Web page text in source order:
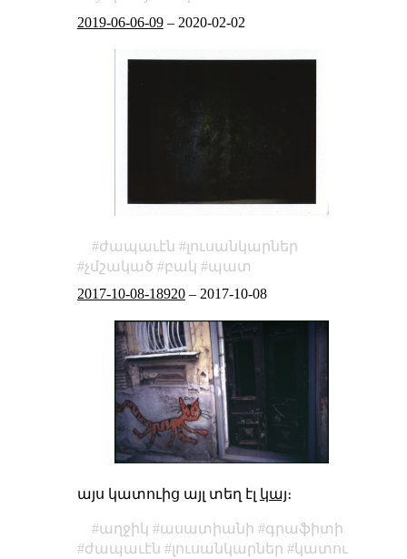
2019-06-06-09– 2020-02-02
ժապաւէն
լուսանկարներ
չմշակած
բակ
պատ
2017-10-08-18920– 2017-10-08
այս կատուից այլ տեղ էլ կայ։
աղջիկ ասատիանի
գրաֆիտի
ժապաւէն
լուսանկարներ
կատու